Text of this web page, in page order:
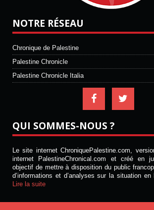
NOTRE RÉSEAU
Chronique de Palestine
Palestine Chronicle
Palestine Chronicle Italia
QUI SOMMES-NOUS ?
Le site internet ChroniquePalestine.com,
internet PalestineChronical.com et créé en
objectif de mettre à disposition du public
d’informations et d’analyses sur la situation en
Lire la suite